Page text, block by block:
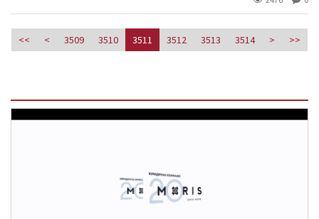
<< < 3509 3510 3511 3512 3513 3514 > >>